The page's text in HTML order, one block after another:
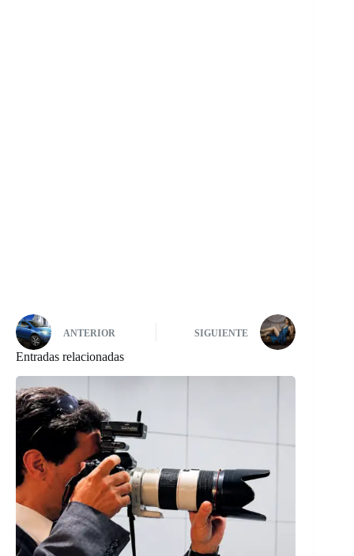
ANTERIOR SIGUIENTE
Entradas relacionadas